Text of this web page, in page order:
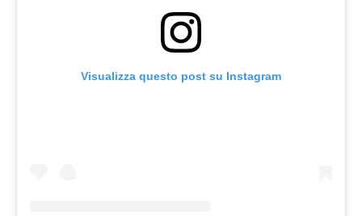
Visualizza questo post su Instagram